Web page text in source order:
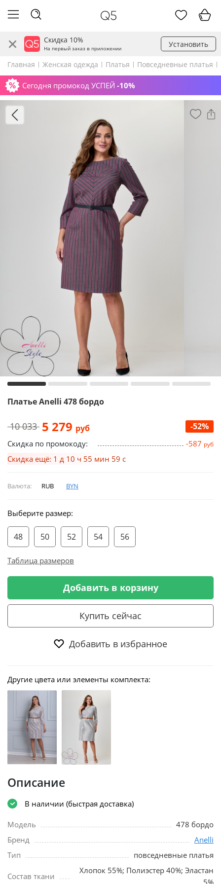
Скидка 10%
На первый заказ в приложении Установить
Главная Женская одежда Платья Повседневные платья
Сегодня промокод УСПЕЙ -10%
Платье Anelli 478 бордо
10 033 5 279 руб -52%
Скидка по промокоду: -587 руб
Скидка ещё: 1 д 10 ч 55 мин 59 с
Валюта: RUB BYN
Выберите размер:
48 50 52 54 56
Таблица размеров
Добавить в корзину
Купить сейчас
Добавить в избранное
Другие цвета или элементы комплекта:
Описание
В наличии (быстрая доставка)
Модель
478 бордо
Бренд
Anelli
Тип
повседневные платья
Состав ткани
Хлопок 55%; Полиэстер 40%; Эластан